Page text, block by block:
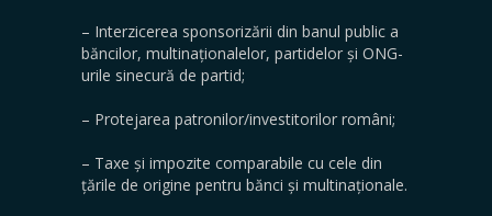
– Interzicerea sponsorizării din banul public a
băncilor, multinaționalelor, partidelor și ONG-
urile sinecură de partid;
– Protejarea patronilor/investitorilor români;
– Taxe și impozite comparabile cu cele din
țările de origine pentru bănci și multinaționale.